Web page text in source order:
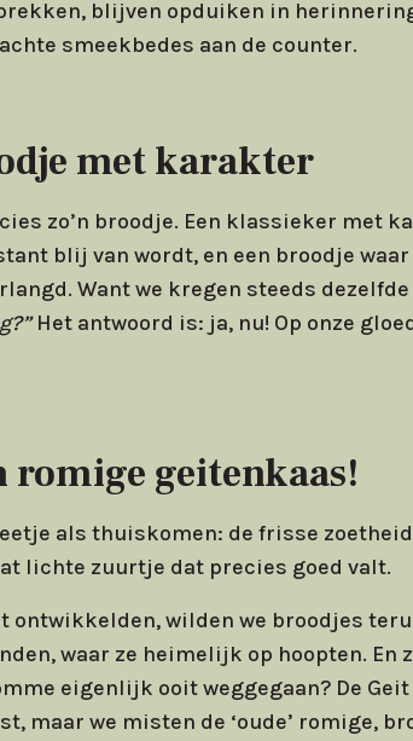
blijven opduiken in
smeekbedes aan de counter.
met karakter
zo’n broodje. Een klassieker met
blij van wordt, en een broodje
Want we kregen steeds dezelfde
Het antwoord is: ja, nu! Op onze
romige geitenkaas!
als thuiskomen: de frisse
lichte zuurtje dat precies goed valt.
ontwikkelden, wilden we broodjes
waar ze heimelijk op hoopten. En
eigenlijk ooit weggegaan? De
maar we misten de ‘oude’ romige,